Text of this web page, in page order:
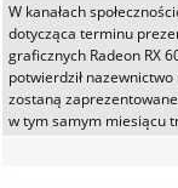
W kanałach
dotycząca terminu
graficznych Radeon RX
potwierdził
zostaną
w tym samym miesiącu